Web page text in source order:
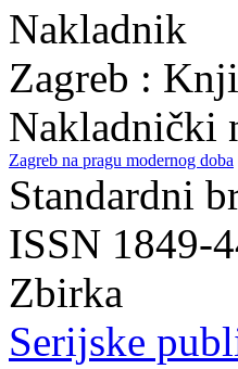
Nakladnik
Zagreb :
Nakladnički
Zagreb na pragu modernog doba
Standardni
ISSN 1849-
Zbirka
Serijske